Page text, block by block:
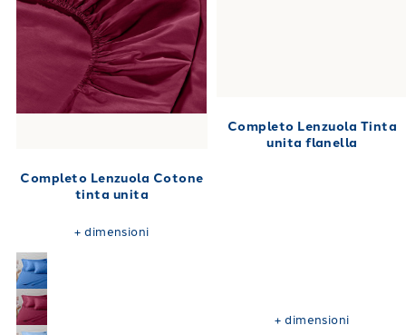
Completo Lenzuola Cotone
tinta unita
+dimensioni
Completo Lenzuola Tinta
unita flanella
+dimensioni